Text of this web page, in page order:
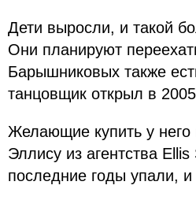
Дети выросли, и такой
Они планируют
Барышниковых также
танцовщик открыл в
Желающие купить у него
Эллису из агентства
последние годы упали,